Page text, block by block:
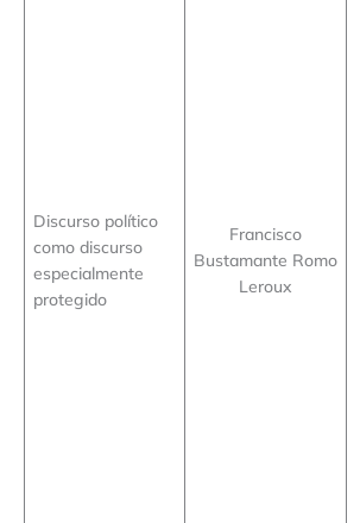
Discurso político
como discurso
especialmente
protegido
Francisco
Bustamante Romo
Leroux